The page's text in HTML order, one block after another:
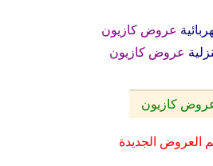
عروض كازيون
عروض كازيون
كازيون
العروض الجديدة